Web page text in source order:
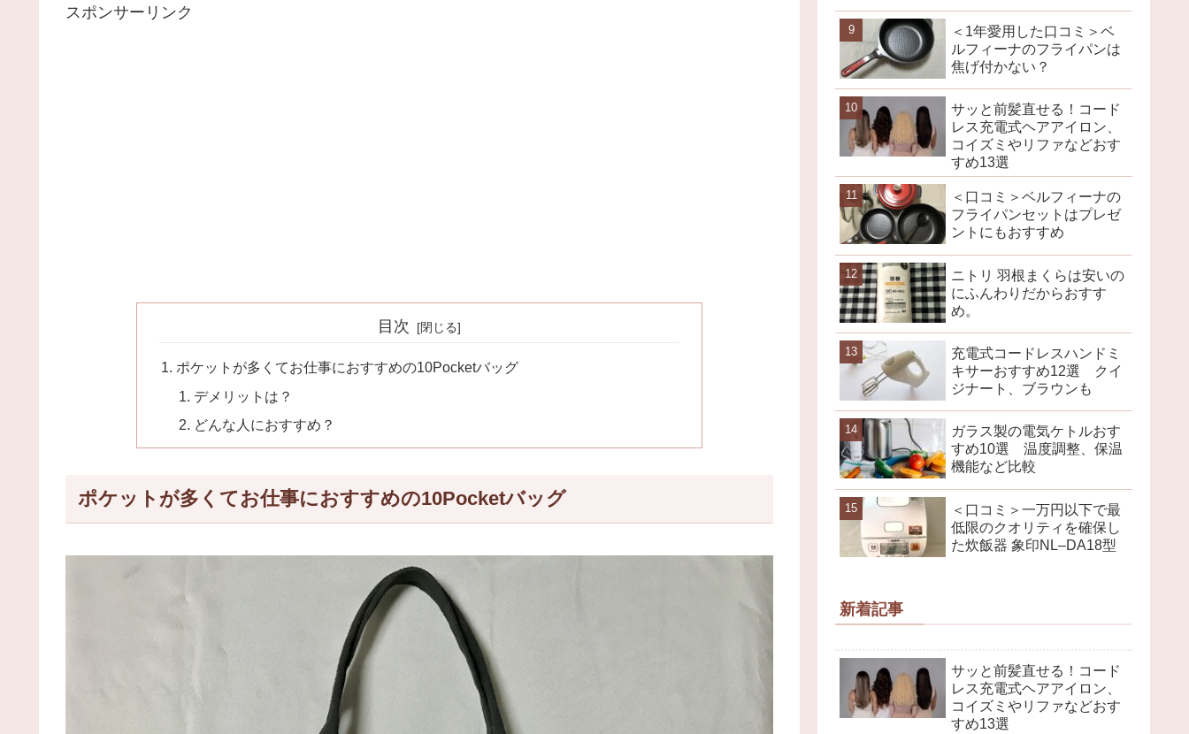
スポンサーリンク
目次
ポケットが多くてお仕事におすすめの10Pocketバッグ
デメリットは？
どんな人におすすめ？
ポケットが多くてお仕事におすすめの10Pocketバッグ
＜1年愛用した口コミ＞ベ
ルフィーナのフライパンは
焦げ付かない？
サッと前髪直せる！コード
レス充電式ヘアアイロン、
コイズミやリファなどおす
すめ13選
＜口コミ＞ベルフィーナの
フライパンセットはプレゼ
ントにもおすすめ
ニトリ 羽根まくらは安いの
にふんわりだからおすす
め。
充電式コードレスハンドミ
キサーおすすめ12選 クイ
ジナート、ブラウンも
ガラス製の電気ケトルおす
すめ10選 温度調整、保温
機能など比較
＜口コミ＞一万円以下で最
低限のクオリティを確保し
た炊飯器 象印NL–DA18型
新着記事
サッと前髪直せる！コード
レス充電式ヘアアイロン、
コイズミやリファなどおす
すめ13選